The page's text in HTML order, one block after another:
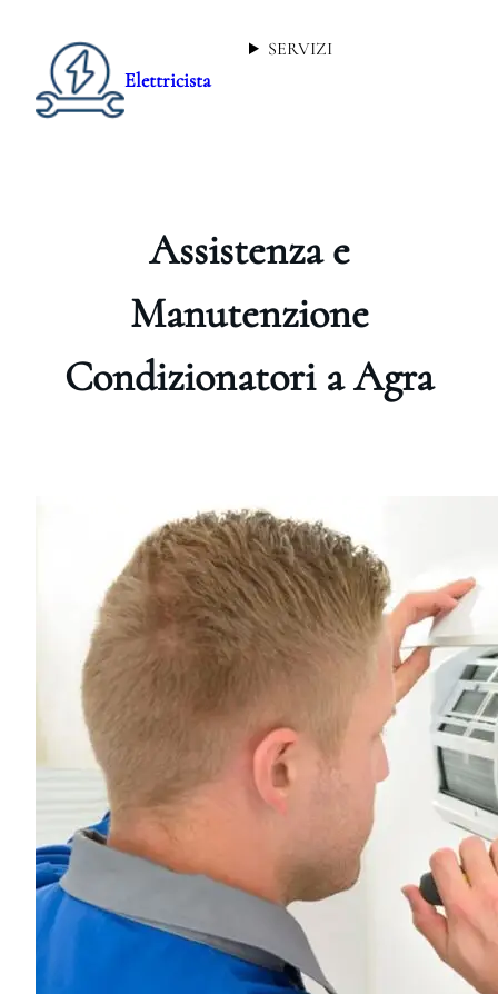
Elettricista
SERVIZI
Assistenza e
Manutenzione
Condizionatori a Agra